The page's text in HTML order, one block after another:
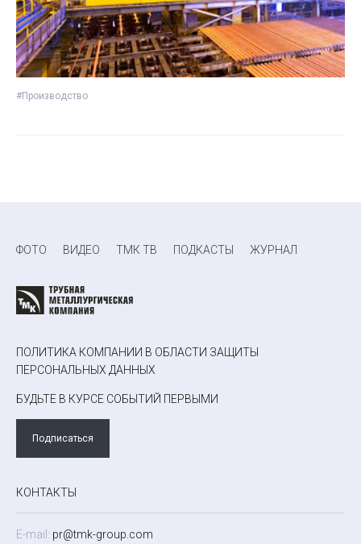
#Производство
ФОТО ВИДЕО ТМК ТВ ПОДКАСТЫ ЖУРНАЛ
ПОЛИТИКА КОМПАНИИ В ОБЛАСТИ ЗАЩИТЫ
ПЕРСОНАЛЬНЫХ ДАННЫХ
БУДЬТЕ В КУРСЕ СОБЫТИЙ ПЕРВЫМИ
Подписаться
КОНТАКТЫ
E-mail: pr@tmk-group.com